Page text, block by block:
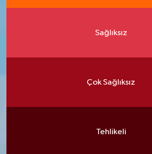
Sağlıksız
Çok Sağlıksız
Tehlikeli